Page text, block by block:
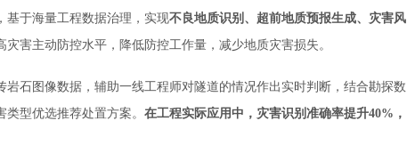
基于海量工程数据治理，实现不良地质识别、超前地质预报生成、 灾害风
灾害主动防控水平，降低防控工作量，减少地质灾害损失。
石图像数据，辅助一线工程师对隧道的情况作出实时判断，结合勘探数
型优选推荐处置方案。 在工程实际应用中， 灾害识别准确率提升40% ，